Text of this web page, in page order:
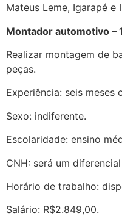
Mateus Leme, Igarapé e
Montador automotivo –
Realizar montagem de
peças.
Experiência: seis
Sexo: indiferente.
Escolaridade: ensino
CNH: será um
Horário de trabalho:
Salário: R$2.849,00.